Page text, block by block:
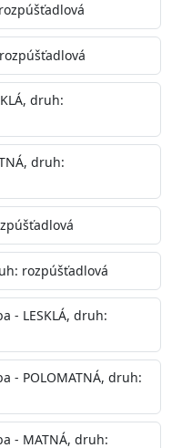
podľa spôsobu
m2/l
pištoľ
: áno
L (ISO 2811)
prachu,
Potom
napr.
medzi 5°C až
druh:
druh:
rozpúšťadlová
- LESKLÁ, druh:
- POLOMATNÁ, druh:
- MATNÁ, druh: